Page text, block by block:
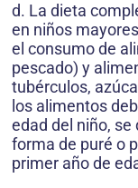
d. La dieta
en niños
el consumo de
pescado) y
tubérculos,
los alimentos
edad del niño,
forma de puré o
primer año de